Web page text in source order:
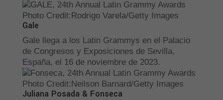
Photo Credit:Rodrigo Varela/Getty Images
Gale
Gale llega a los Latin Grammys en el Palacio
de Congresos y Exposiciones de Sevilla,
España, el 16 de noviembre de 2023.
Photo Credit:Neilson Barnard/Getty Images
Juliana Posada & Fonseca